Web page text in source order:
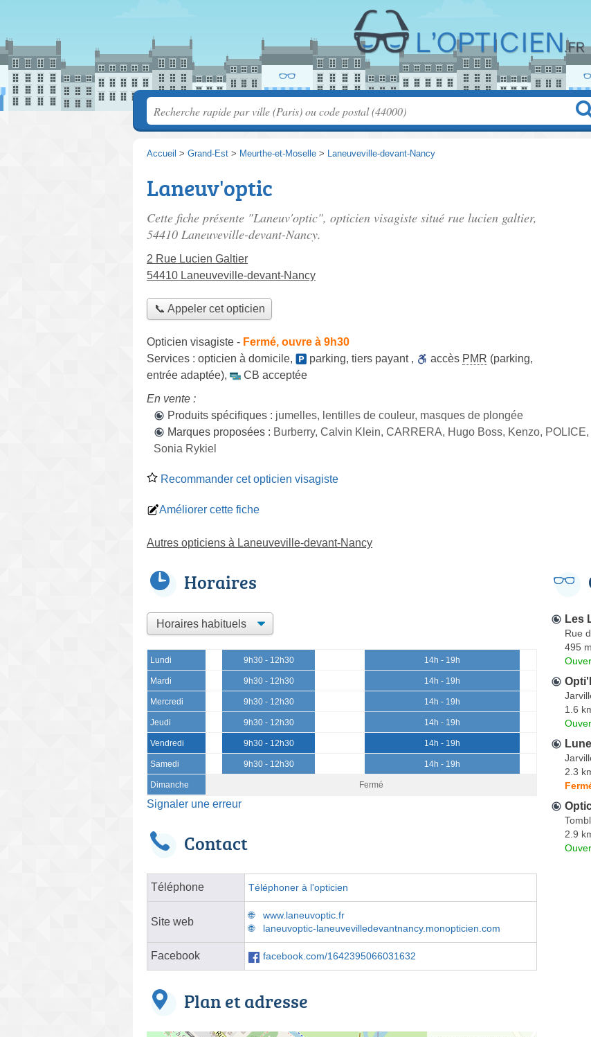
Accueil > Grand-Est > Meurthe-et-Moselle > Laneuveville-devant-Nancy
Laneuv'optic
Cette fiche présente "Laneuv'optic", opticien visagiste situé rue lucien galtier,
54410 Laneuveville-devant-Nancy.
2 Rue Lucien Galtier
54410 Laneuveville-devant-Nancy
📞 Appeler cet opticien
Opticien visagiste - Fermé, ouvre à 9h30
Services : opticien à domicile, parking, tiers payant , accès PMR (parking,
entrée adaptée),
CB acceptée
En vente :
Produits spécifiques : jumelles, lentilles de couleur, masques de plongée
Marques proposées : Burberry, Calvin Klein, CARRERA, Hugo Boss, Kenzo,
Sonia Rykiel
Recommander cet opticien visagiste
Améliorer cette fiche
Autres opticiens à Laneuveville-devant-Nancy
Horaires
Lundi 9h30 - 12h30 14h - 19h
Mardi 9h30 - 12h30 14h - 19h
Mercredi 9h30 - 12h30 14h - 19h
Jeudi 9h30 - 12h30 14h - 19h
Vendredi 9h30 - 12h30 14h - 19h
Samedi 9h30 - 12h30 14h - 19h
Dimanche Fermé
Signaler une erreur
Contact
Téléphone Téléphoner à l'opticien
Site web
www.laneuvoptic.fr
laneuvoptic-laneuvevilledevantnancy.monopticien.com
Facebook facebook.com/1642395066031632
Plan et adresse
Les
Rue
495
1.6
2.3
2.9